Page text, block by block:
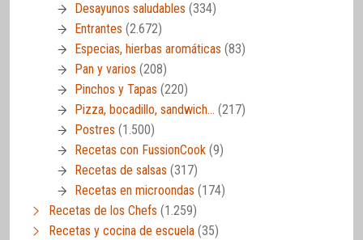
Desayunos saludables (334)
Entrantes (2.672)
Especias, hierbas aromáticas (83)
Pan y varios (208)
Pinchos y Tapas (220)
Pizza, bocadillo, sandwich… (217)
Postres (1.500)
Recetas con FussionCook (9)
Recetas de salsas (317)
Recetas en microondas (174)
Recetas de los Chefs (1.259)
Recetas y cocina de escuela (35)